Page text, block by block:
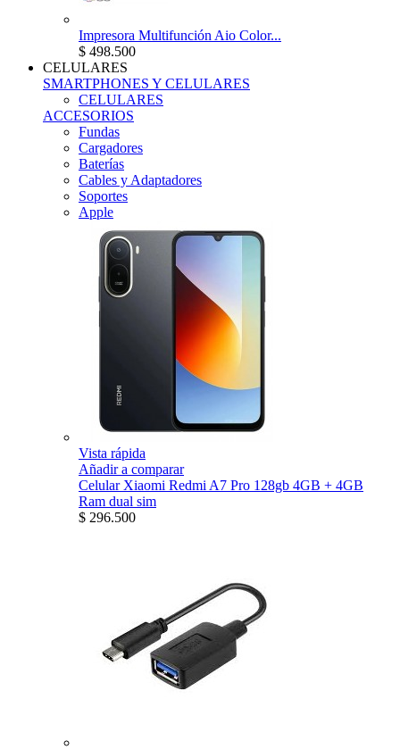
Impresora Multifunción Aio Color...
$ 498.500
CELULARES
SMARTPHONES Y CELULARES
CELULARES
ACCESORIOS
Fundas
Cargadores
Baterías
Cables y Adaptadores
Soportes
Apple
Vista rápida
Añadir a comparar
Celular Xiaomi Redmi A7 Pro 128gb 4GB + 4GB
Ram dual sim
$ 296.500